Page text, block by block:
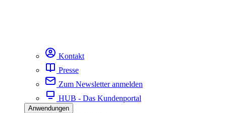
Kontakt
Presse
Zum Newsletter anmelden
HUB - Das Kundenportal
Anwendungen